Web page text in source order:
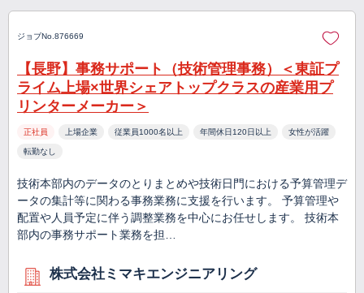
ジョブNo.876669
【長野】事務サポート（技術管理事務）＜東証プ
ライム上場×世界シェアトップクラスの産業用プ
リンターメーカー＞
正社員 上場企業 従業員1000名以上 年間休日120日以上 女性が活躍
転勤なし
技術本部内のデータのとりまとめや技術日門における予算管理デ
ータの集計等に関わる事務業務に支援を行います。 予算管理や
配置や人員予定に伴う調整業務を中心にお任せします。 技術本
部内の事務サポート業務を担…
株式会社ミマキエンジニアリング